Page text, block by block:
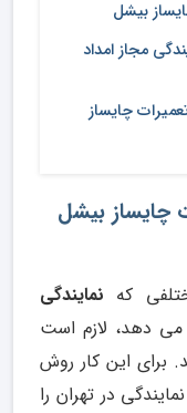
بیشل
مجاز امداد
چایساز
چایساز بیشل
که نمایندگی
می دهد، لازم است
برای این کار روش
در تهران را